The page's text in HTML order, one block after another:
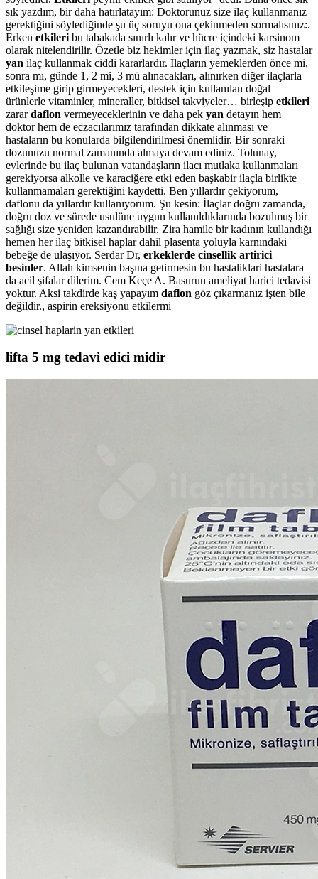
sık yazdım, bir daha hatırlatayım: Doktorunuz size ilaç kullanmanız
gerektiğini söylediğinde şu üç soruyu ona çekinmeden sormalısınız:.
Erken etkileri bu tabakada sınırlı kalır ve hücre içindeki karsinom
olarak nitelendirilir. Özetle biz hekimler için ilaç yazmak, siz hastalar
yan ilaç kullanmak ciddi kararlardır. İlaçların yemeklerden önce mi,
sonra mı, günde 1, 2 mi, 3 mü alınacakları, alınırken diğer ilaçlarla
etkileşime girip girmeyecekleri, destek için kullanılan doğal
ürünlerle vitaminler, mineraller, bitkisel takviyeler… birleşip etkileri
zarardaflon vermeyeceklerinin ve daha pek yan detayın hem
doktor hem de eczacılarımız tarafından dikkate alınması ve
hastaların bu konularda bilgilendirilmesi önemlidir. Bir sonraki
dozunuzu normal zamanında almaya devam ediniz. Tolunay,
evlerinde bu ilaç bulunan vatandaşların ilacı mutlaka kullanmaları
gerekiyorsa alkolle ve karaciğere etki eden başkabir ilaçla birlikte
kullanmamaları gerektiğini kaydetti. Ben yıllardır çekiyorum,
daflonu da yıllardır kullanıyorum. Şu kesin: İlaçlar doğru zamanda,
doğru doz ve sürede usulüne uygun kullanıldıklarında bozulmuş bir
sağlığı size yeniden kazandırabilir. Zira hamile bir kadının kullandığı
hemen her ilaç bitkisel haplar dahil plasenta yoluyla karnındaki
bebeğe de ulaşıyor. Serdar Dr, erkeklerde cinsellik artirici
besinler. Allah kimsenin başına getirmesin bu hastaliklari hastalara
da acil şifalar dilerim. Cem Keçe A. Basurun ameliyat harici tedavisi
yoktur. Aksi takdirde kaş yapayım daflon göz çıkarmanız işten bile
değildir., aspirin ereksiyonu etkilermi
lifta 5 mg tedavi edici midir